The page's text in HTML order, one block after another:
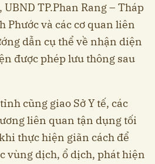
TP.Phan Rang – Tháp
Phước và các cơ quan liên
dẫn cụ thể về nhận diện
được phép lưu thông sau
cũng giao Sở Y tế, các
liên quan tận dụng tối
thực hiện giãn cách để
vùng dịch, ổ dịch, phát hiện